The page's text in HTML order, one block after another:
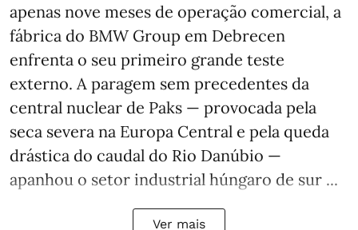
apenas nove meses de operação comercial, a
fábrica do BMW Group em Debrecen
enfrenta o seu primeiro grande teste
externo. A paragem sem precedentes da
central nuclear de Paks — provocada pela
seca severa na Europa Central e pela queda
drástica do caudal do Rio Danúbio —
apanhou o setor industrial húngaro de sur ...
Ver mais